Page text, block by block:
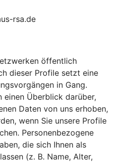
rsa.de
öffentlich
dieser Profile setzt eine
in Gang.
einen Überblick darüber,
Daten von uns erhoben,
wenn Sie unsere Profile
Personenbezogene
die sich Ihnen als
(z. B. Name, Alter,